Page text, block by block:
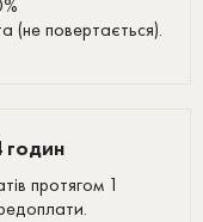
(не повертається).
годин
протягом 1